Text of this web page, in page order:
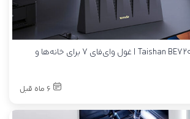
بررسی روتر Taishan BE7200 Ultra | غول وای‌فای 7 برای خانه‌ها و
6 ماه قبل